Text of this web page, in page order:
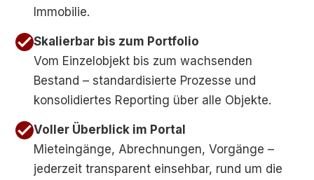
Immobilie.
Skalierbar bis zum Portfolio
Vom Einzelobjekt bis zum wachsenden
Bestand – standardisierte Prozesse und
konsolidiertes Reporting über alle Objekte.
Voller Überblick im Portal
Mieteingänge, Abrechnungen, Vorgänge –
jederzeit transparent einsehbar, rund um die